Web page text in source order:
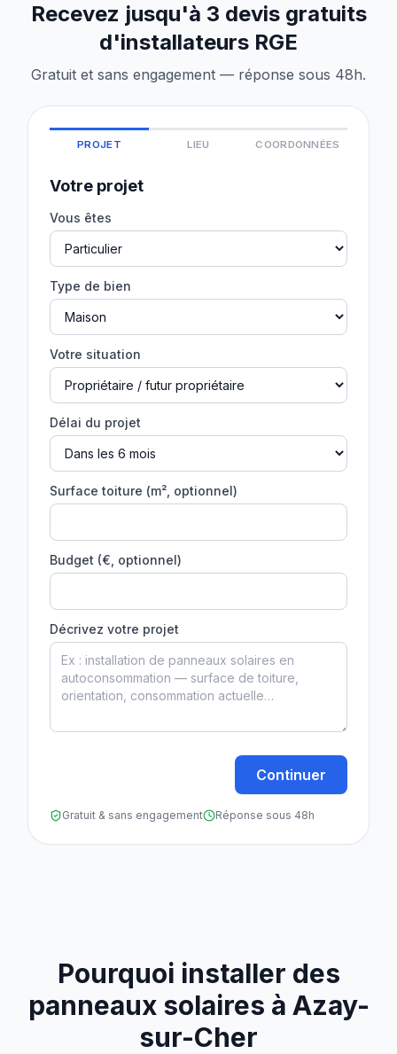
Recevez jusqu'à 3 devis gratuits
d'installateurs RGE
Gratuit et sans engagement — réponse sous 48h.
PROJET LIEU COORDONNÉES
Votre projet
Vous êtes
Type de bien
Votre situation
Délai du projet
Surface toiture (m², optionnel)
Budget (€, optionnel)
Décrivez votre projet
Continuer
Gratuit & sans engagement Réponse sous 48h
Pourquoi installer des
panneaux solaires à Azay-
sur-Cher